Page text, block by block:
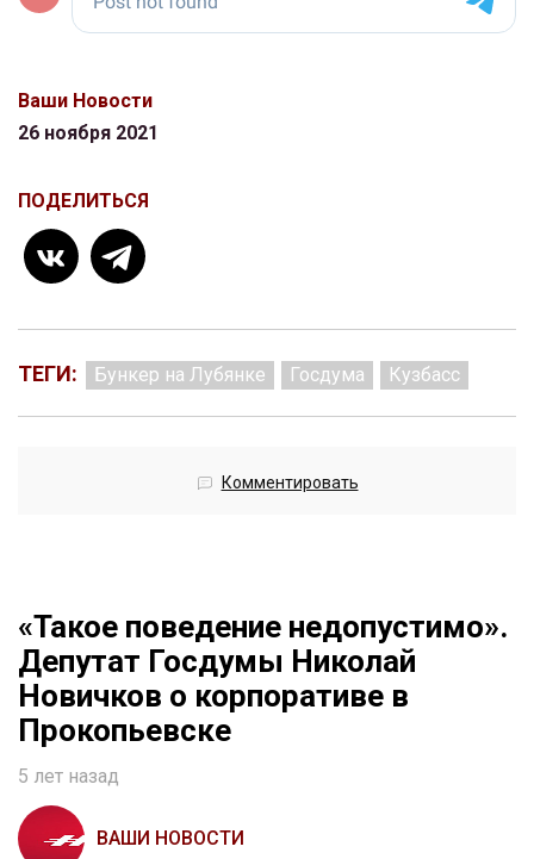
Ваши Новости
26 ноября 2021
ПОДЕЛИТЬСЯ
ТЕГИ: Бункер на Лубянке Госдума Кузбасс
Комментировать
«Такое поведение недопустимо».
Депутат Госдумы Николай
Новичков о корпоративе в
Прокопьевске
5 лет назад
ВАШИ НОВОСТИ